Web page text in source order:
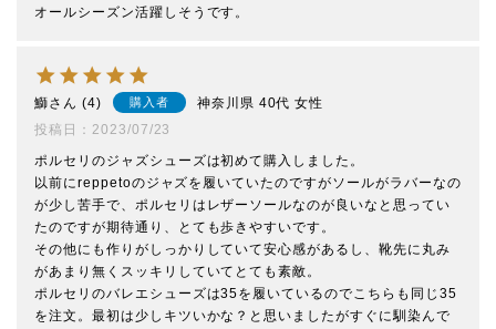
オールシーズン活躍しそうです。
鰤 4 購入者 神奈川県 40代 女性
投稿日
2023/07/23
ポルセリのジャズシューズは初めて購入しました。
以前にreppetoのジャズを履いていたのですがソールがラバーなの
が少し苦手で、ポルセリはレザーソールなのが良いなと思ってい
たのですが期待通り、とても歩きやすいです。
その他にも作りがしっかりしていて安心感があるし、靴先に丸み
があまり無くスッキリしていてとても素敵。
ポルセリのバレエシューズは35を履いているのでこちらも同じ35
を注文。最初は少しキツいかな？と思いましたがすぐに馴染んで